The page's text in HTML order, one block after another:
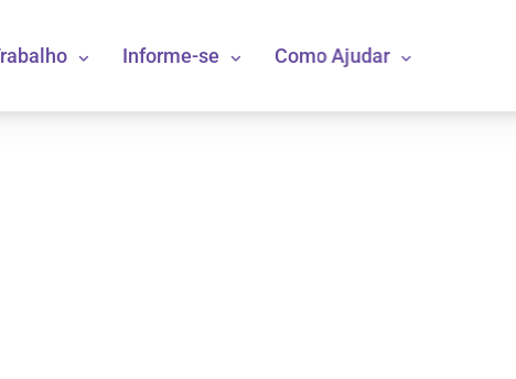
Informe-se Como Ajudar